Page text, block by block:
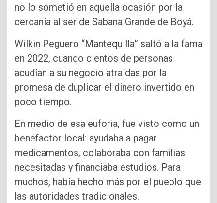
no lo sometió en aquella ocasión por la
cercanía al ser de Sabana Grande de Boyá.
Wilkin Peguero “Mantequilla” saltó a la fama
en 2022, cuando cientos de personas
acudían a su negocio atraídas por la
promesa de duplicar el dinero invertido en
poco tiempo.
En medio de esa euforia, fue visto como un
benefactor local: ayudaba a pagar
medicamentos, colaboraba con familias
necesitadas y financiaba estudios. Para
muchos, había hecho más por el pueblo que
las autoridades tradicionales.